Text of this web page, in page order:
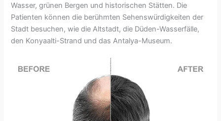
Wasser, grünen Bergen und historischen Stätten. Die
Patienten können die berühmten Sehenswürdigkeiten der
Stadt besuchen, wie die Altstadt, die Düden-Wasserfälle,
den Konyaalti-Strand und das Antalya-Museum.